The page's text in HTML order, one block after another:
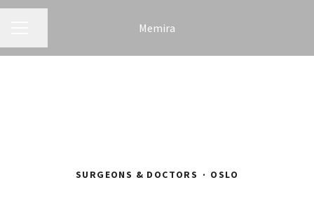
Memira
SURGEONS & DOCTORS · OSLO